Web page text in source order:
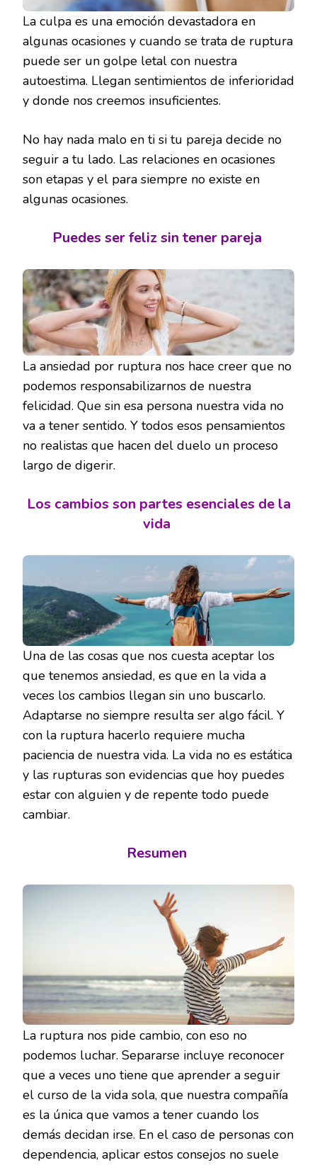
La culpa es una emoción devastadora en
algunas ocasiones y cuando se trata de ruptura
puede ser un golpe letal con nuestra
autoestima. Llegan sentimientos de inferioridad
y donde nos creemos insuficientes.
No hay nada malo en ti si tu pareja decide no
seguir a tu lado. Las relaciones en ocasiones
son etapas y el para siempre no existe en
algunas ocasiones.
Puedes ser feliz sin tener pareja
La ansiedad por ruptura nos hace creer que no
podemos responsabilizarnos de nuestra
felicidad. Que sin esa persona nuestra vida no
va a tener sentido. Y todos esos pensamientos
no realistas que hacen del duelo un proceso
largo de digerir.
Los cambios son partes esenciales de la
vida
Una de las cosas que nos cuesta aceptar los
que tenemos ansiedad, es que en la vida a
veces los cambios llegan sin uno buscarlo.
Adaptarse no siempre resulta ser algo fácil. Y
con la ruptura hacerlo requiere mucha
paciencia de nuestra vida. La vida no es estática
y las rupturas son evidencias que hoy puedes
estar con alguien y de repente todo puede
cambiar.
Resumen
La ruptura nos pide cambio, con eso no
podemos luchar. Separarse incluye reconocer
que a veces uno tiene que aprender a seguir
el curso de la vida sola, que nuestra compañía
es la única que vamos a tener cuando los
demás decidan irse. En el caso de personas con
dependencia, aplicar estos consejos no suele